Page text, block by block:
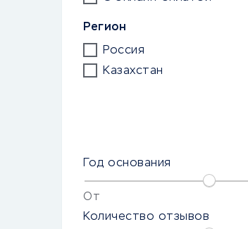
Регион
Россия
Казахстан
Год основания
От
Количество отзывов